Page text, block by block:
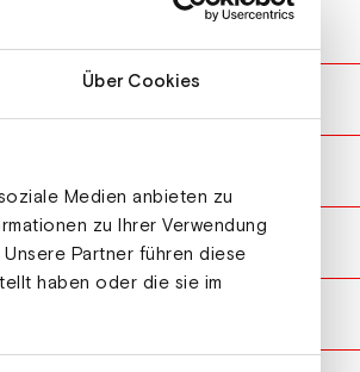
Über Cookies
Medien anbieten zu
zu Ihrer Verwendung
Partner führen diese
haben oder die sie im
FRA